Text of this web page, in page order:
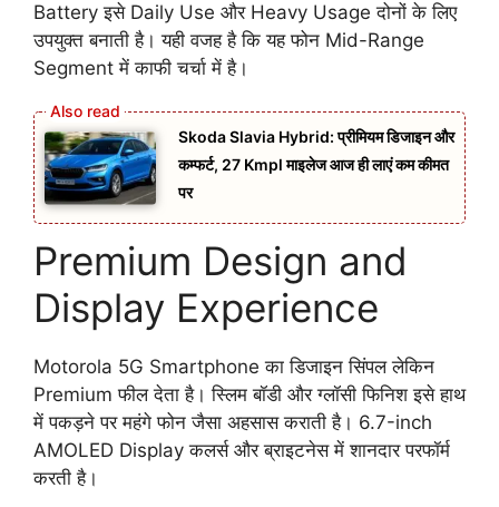
Battery इसे Daily Use और Heavy Usage दोनों के लिए
उपयुक्त बनाती है। यही वजह है कि यह फोन Mid-Range
Segment में काफी चर्चा में है।
Skoda Slavia Hybrid: प्रीमियम डिजाइन और
कम्फर्ट, 27 Kmpl माइलेज आज ही लाएं कम कीमत
पर
Premium Design and
Display Experience
Motorola 5G Smartphone का डिजाइन सिंपल लेकिन
Premium फील देता है। स्लिम बॉडी और ग्लॉसी फिनिश इसे हाथ
में पकड़ने पर महंगे फोन जैसा अहसास कराती है। 6.7-inch
AMOLED Display कलर्स और ब्राइटनेस में शानदार परफॉर्म
करती है।